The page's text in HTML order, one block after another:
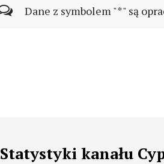
Dane z symbolem "*" są
Statystyki kanału